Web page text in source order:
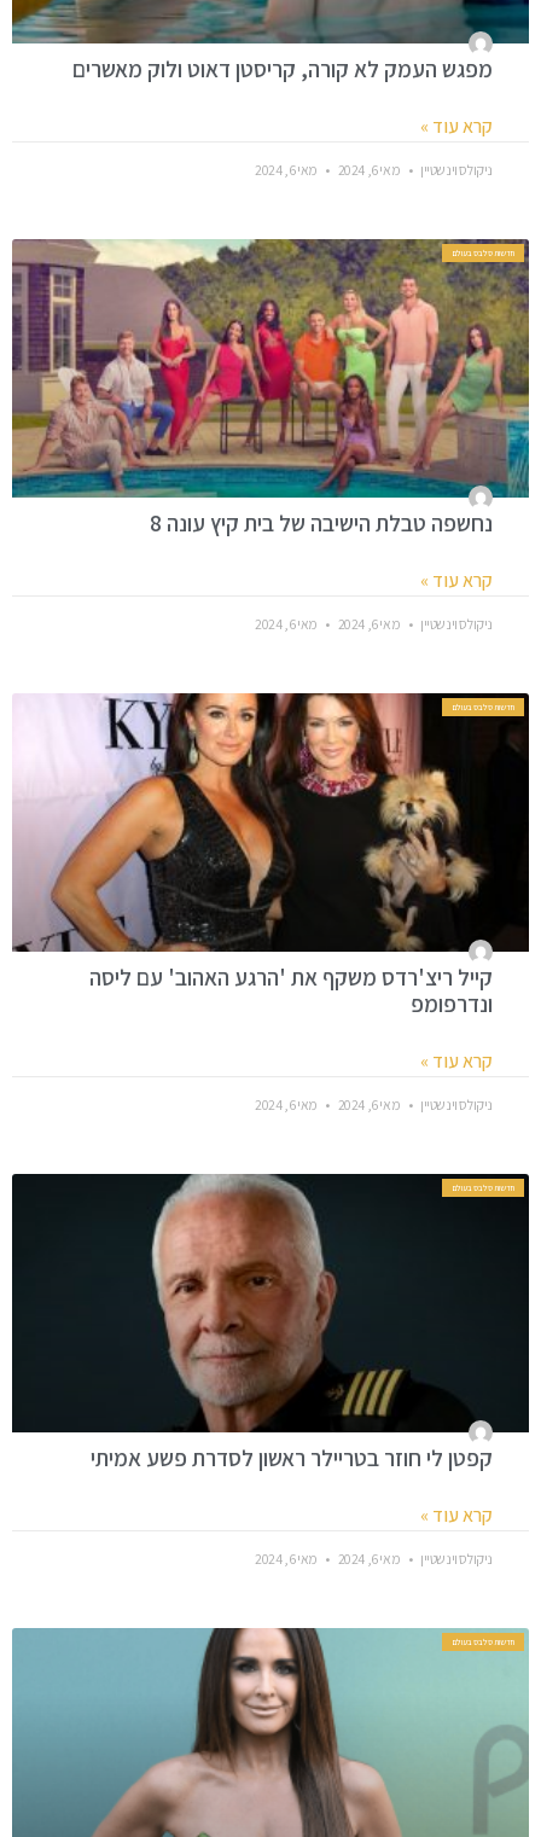
מפגש העמק לא קורה, קריסטן דאוט ולוק מאשרים
קרא עוד »
ניקולס וינשטיין מאי 6, 2024 מאי 6, 2024
חדשות סלבס בעולם
נחשפה טבלת הישיבה של בית קיץ עונה 8
קרא עוד »
ניקולס וינשטיין מאי 6, 2024 מאי 6, 2024
חדשות סלבס בעולם
קייל ריצ'רדס משקף את 'הרגע האהוב' עם ליסה
ונדרפומפ
קרא עוד »
ניקולס וינשטיין מאי 6, 2024 מאי 6, 2024
חדשות סלבס בעולם
קפטן לי חוזר בטריילר ראשון לסדרת פשע אמיתי
קרא עוד »
ניקולס וינשטיין מאי 6, 2024 מאי 6, 2024
חדשות סלבס בעולם